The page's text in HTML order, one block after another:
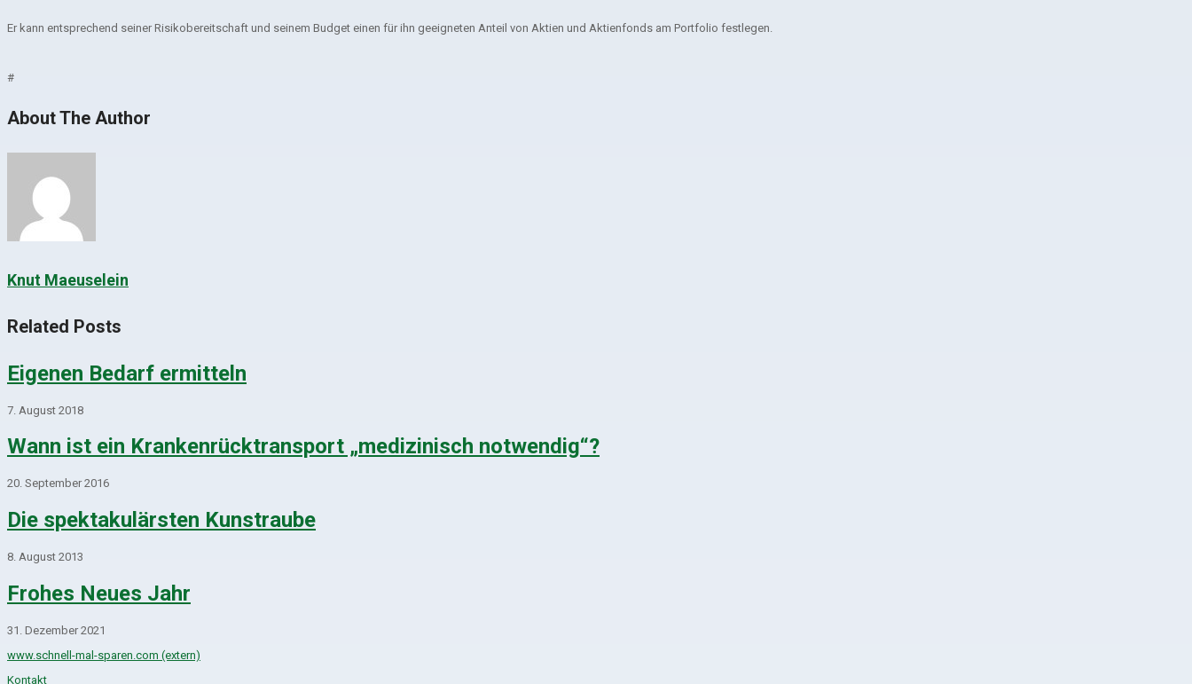
Er kann entsprechend seiner Risikobereitschaft und seinem Budget einen für ihn geeigneten Anteil von Aktien und Aktienfonds am Portfolio festlegen.
#
About The Author
Knut Maeuselein
Related Posts
Eigenen Bedarf ermitteln
7. August 2018
Wann ist ein Krankenrücktransport „medizinisch notwendig“?
20. September 2016
Die spektakulärsten Kunstraube
8. August 2013
Frohes Neues Jahr
31. Dezember 2021
www.schnell-mal-sparen.com (extern)
Kontakt